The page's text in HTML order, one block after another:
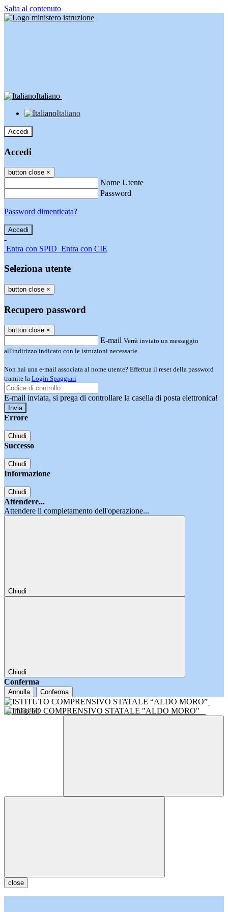
Salta al contenuto
Italiano
Italiano
Accedi
Accedi
button close ×
Nome Utente
Password
Password dimenticata?
-
Entra con SPID Entra con CIE
Seleziona utente
button close ×
Recupero password
button close ×
E-mail Verrà inviato un messaggio
all'indirizzo indicato con le istruzioni necessarie.
Non hai una e-mail associata al nome utente? Effettua il reset della password
tramite la Login Spaggiari
E-mail inviata, si prega di controllare la casella di posta elettronica!
Errore
Chiudi
Successo
Chiudi
Informazione
Chiudi
Attendere...
Attendere il completamento dell'operazione...
Chiudi
Chiudi
Conferma
Annulla Conferma
ISTITUTO COMPRENSIVO STATALE "ALDO MORO"
close